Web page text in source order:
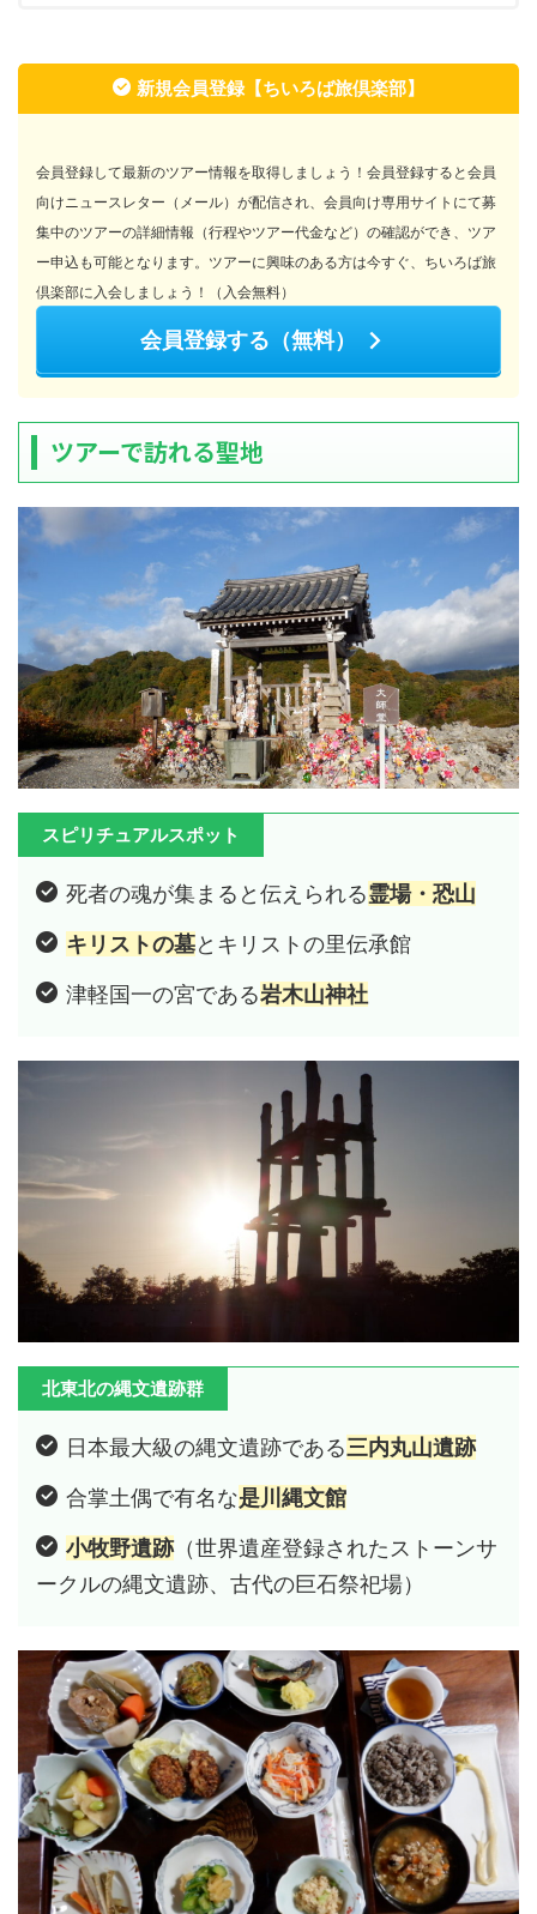
新規会員登録【ちいろば旅倶楽部】
会員登録して最新のツアー情報を取得しましょう！会員登録すると会員
向けニュースレター（メール）が配信され、会員向け専用サイトにて募
集中のツアーの詳細情報（行程やツアー代金など）の確認ができ、ツア
ー申込も可能となります。ツアーに興味のある方は今すぐ、ちいろば旅
倶楽部に入会しましょう！（入会無料）
会員登録する（無料）
ツアーで訪れる聖地
スピリチュアルスポット
死者の魂が集まると伝えられる霊場・恐山
キリストの墓とキリストの里伝承館
津軽国一の宮である岩木山神社
北東北の縄文遺跡群
日本最大級の縄文遺跡である三内丸山遺跡
合掌土偶で有名な是川縄文館
小牧野遺跡（世界遺産登録されたストーンサ
ークルの縄文遺跡、古代の巨石祭祀場）